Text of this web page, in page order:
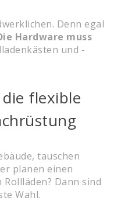
Denn egal
Hardware muss
und -
flexible
tauschen
planen einen
Rollläden? Dann sind
Wahl.